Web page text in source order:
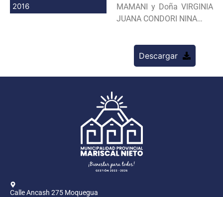
2016
MAMANI y Doña VIRGINIA
JUANA CONDORI NINA…
Descargar
Calle Ancash 275 Moquegua